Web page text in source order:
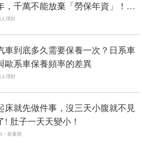
，千萬不能放棄「勞保年資」！該
麼做最有利？
人理財
車到底多久需要保養一次？日系車
歐系車保養頻率的差異
人理財
床就先做件事，沒三天小腹就不見
! 肚子一天天變小！
・新素簡